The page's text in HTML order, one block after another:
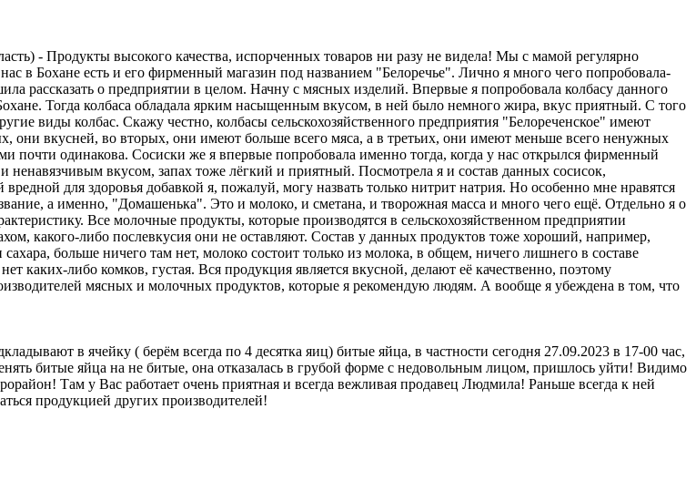
- Продукты высокого качества, испорченных товаров ни разу не видела! Мы с мамой регулярно
в Бохане есть и его фирменный магазин под названием "Белоречье". Лично я много чего попробовала-
рассказать о предприятии в целом. Начну с мясных изделий. Впервые я попробовала колбасу данного
Тогда колбаса обладала ярким насыщенным вкусом, в ней было немного жира, вкус приятный. С того
виды колбас. Скажу честно, колбасы сельскохозяйственного предприятия "Белореченское" имеют
они вкусней, во вторых, они имеют больше всего мяса, а в третьих, они имеют меньше всего ненужных
почти одинакова. Сосиски же я впервые попробовала именно тогда, когда у нас открылся фирменный
вкусом, запах тоже лёгкий и приятный. Посмотрела я и состав данных сосисок,
для здоровья добавкой я, пожалуй, могу назвать только нитрит натрия. Но особенно мне нравятся
а именно, "Домашенька". Это и молоко, и сметана, и творожная масса и много чего ещё. Отдельно я о
Все молочные продукты, которые производятся в сельскохозяйственном предприятии
какого-либо послевкусия они не оставляют. Состав у данных продуктов тоже хороший, например,
больше ничего там нет, молоко состоит только из молока, в общем, ничего лишнего в составе
каких-либо комков, густая. Вся продукция является вкусной, делают её качественно, поэтому
мясных и молочных продуктов, которые я рекомендую людям. А вообще я убеждена в том, что
в ячейку ( берём всегда по 4 десятка яиц) битые яйца, в частности сегодня 27.09.2023 в 17-00 час,
битые яйца на не битые, она отказалась в грубой форме с недовольным лицом, пришлось уйти! Видимо
Там у Вас работает очень приятная и всегда вежливая продавец Людмила! Раньше всегда к ней
продукцией других производителей!